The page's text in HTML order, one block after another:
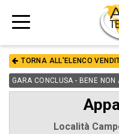
TORNA ALL'ELENCO
GARA CONCLUSA - BENE NON
Località